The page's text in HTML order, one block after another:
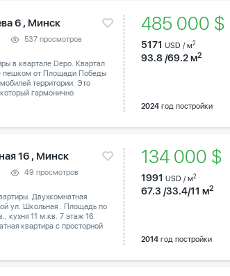
6 , Минск
537 просмотров
в квартале Depo. Квартал
пешком от Площади Победы
территории. Это
гармонично
485 000
5171 USD / м2
93.8 /69.2 м2
2024год постройки
16 , Минск
49 просмотров
Двухкомнатная
ул. Школьная . Площадь по
кухня 11 м.кв. 7 этаж 16
квартира с просторной
134 000 $
1991 USD / м2
67.3 /33.4/11 м2
2014год постройки